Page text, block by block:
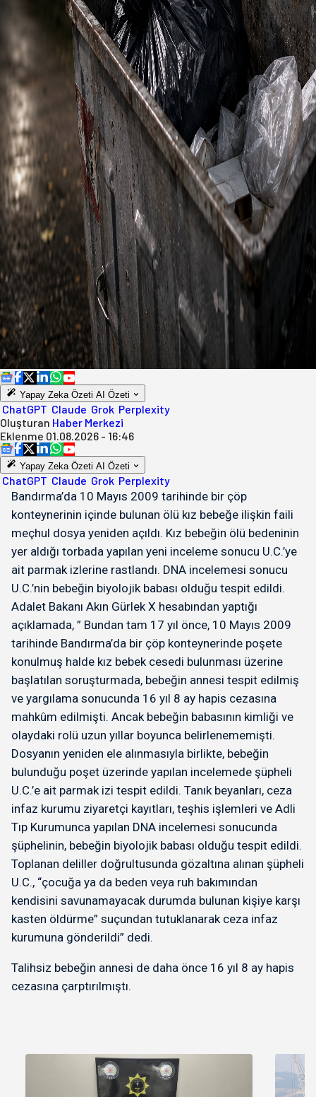
Yapay Zeka Özeti AI Özeti
ChatGPT Claude Grok Perplexity
Oluşturan Haber Merkezi
Eklenme 01.08.2026 - 16:46
Yapay Zeka Özeti AI Özeti
ChatGPT Claude Grok Perplexity
Bandırma’da 10 Mayıs 2009 tarihinde bir çöp
konteynerinin içinde bulunan ölü kız bebeğe ilişkin faili
meçhul dosya yeniden açıldı. Kız bebeğin ölü bedeninin
yer aldığı torbada yapılan yeni inceleme sonucu U.C.’ye
ait parmak izlerine rastlandı. DNA incelemesi sonucu
U.C.’nin bebeğin biyolojik babası olduğu tespit edildi.
Adalet Bakanı Akın Gürlek X hesabından yaptığı
açıklamada, ” Bundan tam 17 yıl önce, 10 Mayıs 2009
tarihinde Bandırma’da bir çöp konteynerinde poşete
konulmuş halde kız bebek cesedi bulunması üzerine
başlatılan soruşturmada, bebeğin annesi tespit edilmiş
ve yargılama sonucunda 16 yıl 8 ay hapis cezasına
mahkûm edilmişti. Ancak bebeğin babasının kimliği ve
olaydaki rolü uzun yıllar boyunca belirlenememişti.
Dosyanın yeniden ele alınmasıyla birlikte, bebeğin
bulunduğu poşet üzerinde yapılan incelemede şüpheli
U.C.’e ait parmak izi tespit edildi. Tanık beyanları, ceza
infaz kurumu ziyaretçi kayıtları, teşhis işlemleri ve Adli
Tıp Kurumunca yapılan DNA incelemesi sonucunda
şüphelinin, bebeğin biyolojik babası olduğu tespit edildi.
Toplanan deliller doğrultusunda gözaltına alınan şüpheli
U.C., “çocuğa ya da beden veya ruh bakımından
kendisini savunamayacak durumda bulunan kişiye karşı
kasten öldürme” suçundan tutuklanarak ceza infaz
kurumuna gönderildi” dedi.
Talihsiz bebeğin annesi de daha önce 16 yıl 8 ay hapis
cezasına çarptırılmıştı.